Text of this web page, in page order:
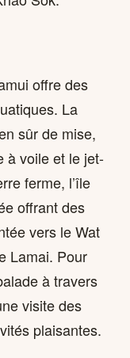
offre des
La
sûr de mise,
à voile et le jet-
ferme, l’île
offrant des
vers le Wat
Lamai. Pour
à travers
visite des
plaisantes.